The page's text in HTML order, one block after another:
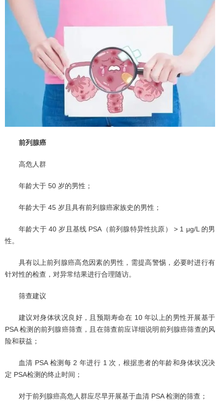
前列腺癌
高危人群
年龄大于 50 岁的男性；
年龄大于 45 岁且具有前列腺癌家族史的男性；
年龄大于 40 岁且基线 PSA（前列腺特异性抗原） > 1 μg/L 的男
性。
具有以上前列腺癌高危因素的男性，需提高警惕，必要时进行有
针对性的检查，对异常结果进行合理随访。
筛查建议
建议对身体状况良好，且预期寿命在 10 年以上的男性开展基于
PSA 检测的前列腺癌筛查，且在筛查前应详细说明前列腺癌筛查的风
险和获益；
血清 PSA 检测每 2 年进行 1 次，根据患者的年龄和身体状况决
定 PSA检测的终止时间；
对于前列腺癌高危人群应尽早开展基于血清 PSA 检测的筛查；